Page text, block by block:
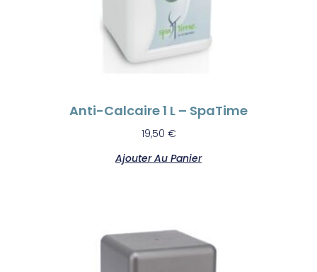
Anti-Calcaire 1 L – SpaTime
19,50 €
Ajouter Au Panier